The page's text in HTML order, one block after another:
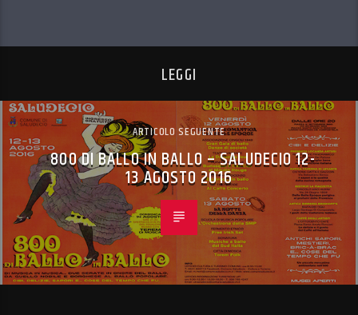
LEGGI
ARTICOLO SEGUENTE
800 DI BALLO IN BALLO – SALUDECIO 12-
13 AGOSTO 2016